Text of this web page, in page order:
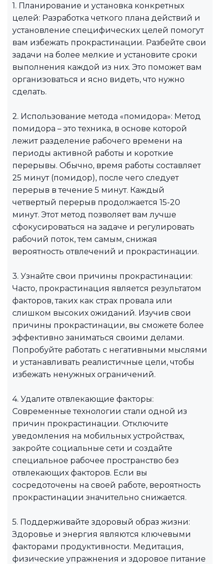
1. Планирование и установка конкретных
целей: Разработка четкого плана действий и
установление специфических целей помогут
вам избежать прокрастинации. Разбейте свои
задачи на более мелкие и установите сроки
выполнения каждой из них. Это поможет вам
организоваться и ясно видеть, что нужно
сделать.
2. Использование метода «помидора»: Метод
помидора – это техника, в основе которой
лежит разделение рабочего времени на
периоды активной работы и короткие
перерывы. Обычно, время работы составляет
25 минут (помидор), после чего следует
перерыв в течение 5 минут. Каждый
четвертый перерыв продолжается 15-20
минут. Этот метод позволяет вам лучше
сфокусироваться на задаче и регулировать
рабочий поток, тем самым, снижая
вероятность отвлечений и прокрастинации.
3. Узнайте свои причины прокрастинации:
Часто, прокрастинация является результатом
факторов, таких как страх провала или
слишком высоких ожиданий. Изучив свои
причины прокрастинации, вы сможете более
эффективно заниматься своими делами.
Попробуйте работать с негативными мыслями
и устанавливать реалистичные цели, чтобы
избежать ненужных ограничений.
4. Удалите отвлекающие факторы:
Современные технологии стали одной из
причин прокрастинации. Отключите
уведомления на мобильных устройствах,
закройте социальные сети и создайте
специальное рабочее пространство без
отвлекающих факторов. Если вы
сосредоточены на своей работе, вероятность
прокрастинации значительно снижается.
5. Поддерживайте здоровый образ жизни:
Здоровье и энергия являются ключевыми
факторами продуктивности. Медитация,
физические упражнения и здоровое питание